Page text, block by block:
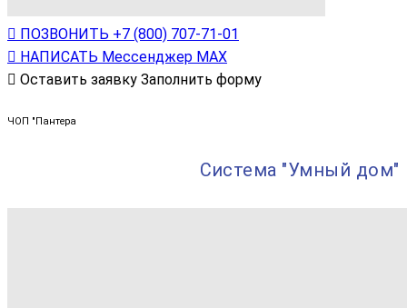
ПОЗВОНИТЬ +7 (800) 707-71-01
НАПИСАТЬ Мессенджер МАХ
Оставить заявку Заполнить форму
ЧОП "Пантера
Система "Умный дом"